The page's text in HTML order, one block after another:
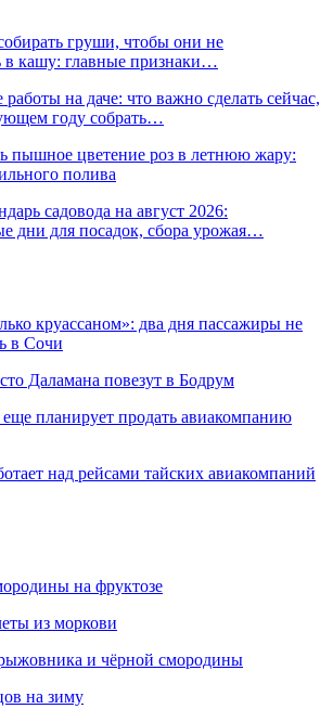
груши, чтобы они не
в кашу: главные признаки…
работы на даче: что важно сделать сейчас,
году собрать…
пышное цветение роз в летнюю жару:
полива
садовода на август 2026:
дни для посадок, сбора урожая…
круассаном»: два дня пассажиры не
в Сочи
Даламана повезут в Бодрум
планирует продать авиакомпанию
над рейсами тайских авиакомпаний
на фруктозе
из моркови
и чёрной смородины
на зиму